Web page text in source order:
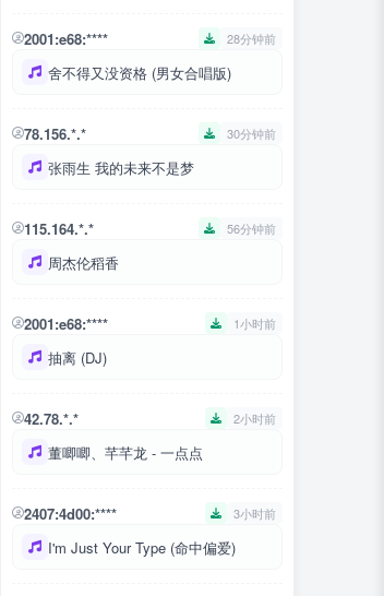
2001:e68:**** 28分钟前
舍不得又没资格 (男女合唱版)
78.156.*.* 30分钟前
张雨生 我的未来不是梦
115.164.*.* 56分钟前
周杰伦稻香
2001:e68:**** 1小时前
抽离 (DJ)
42.78.*.* 2小时前
董唧唧、芊芊龙 - 一点点
2407:4d00:**** 3小时前
I'm Just Your Type (命中偏爱)